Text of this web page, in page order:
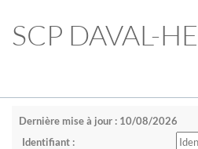
SCP DAVAL-
Dernière mise à jour : 10/08/2026
Identifiant :